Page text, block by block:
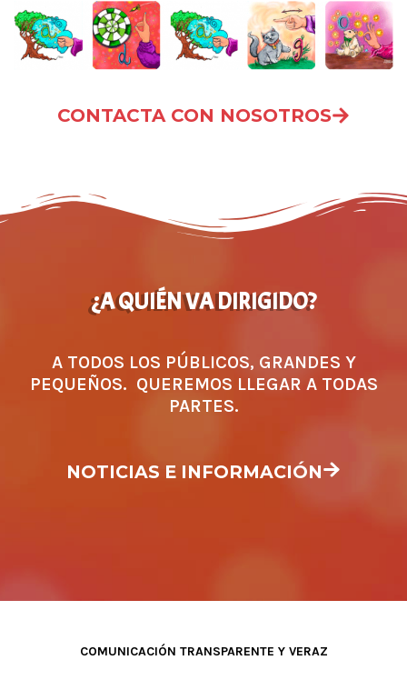
CONTACTA CON NOSOTROS
¿A QUIÉN VA DIRIGIDO?
A TODOS LOS PÚBLICOS, GRANDES Y
PEQUEÑOS. QUEREMOS LLEGAR A TODAS
PARTES.
NOTICIAS E INFORMACIÓN
COMUNICACIÓN TRANSPARENTE Y VERAZ